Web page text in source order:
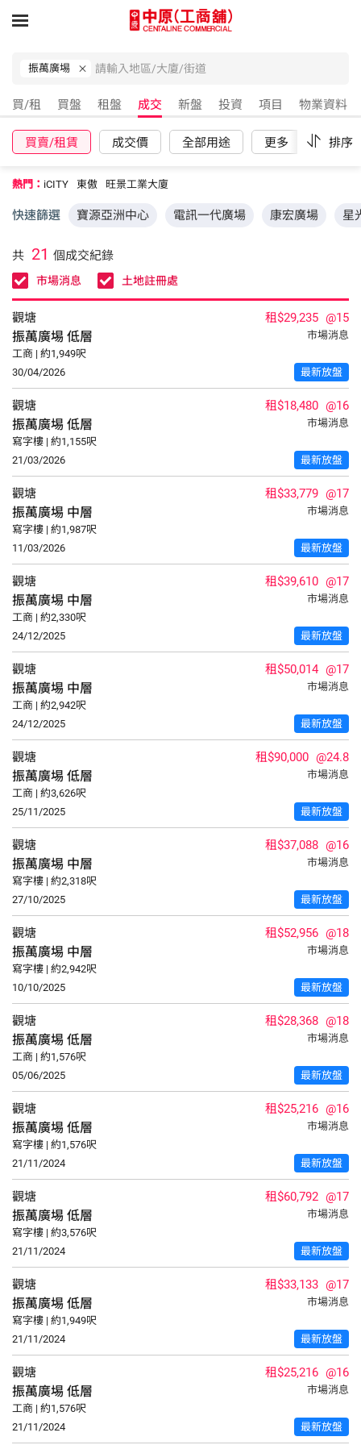
振萬廣埸
買/租 買盤 租盤 成交 新盤 投資 項目 物業資料
買賣/租賃 成交價 全部用途 更多 重設
排序
熱門： iCITY 東傲 旺景工業大廈
快速篩選 寶源亞洲中心 電訊一代廣場 康宏廣場 星
共 21 個成交紀錄
市場消息 土地註冊處
觀塘 租$29,235 @15
振萬廣埸 低層
市場消息
工商 | 約1,949呎
30/04/2026
最新放盤
觀塘 租$18,480 @16
振萬廣埸 低層
市場消息
寫字樓 | 約1,155呎
21/03/2026
最新放盤
觀塘 租$33,779 @17
振萬廣埸 中層
市場消息
寫字樓 | 約1,987呎
11/03/2026
最新放盤
觀塘 租$39,610 @17
振萬廣埸 中層
市場消息
工商 | 約2,330呎
24/12/2025
最新放盤
觀塘 租$50,014 @17
振萬廣埸 中層
市場消息
工商 | 約2,942呎
24/12/2025
最新放盤
觀塘 租$90,000 @24.8
振萬廣埸 低層
市場消息
工商 | 約3,626呎
25/11/2025
最新放盤
觀塘 租$37,088 @16
振萬廣埸 中層
市場消息
寫字樓 | 約2,318呎
27/10/2025
最新放盤
觀塘 租$52,956 @18
振萬廣埸 中層
市場消息
寫字樓 | 約2,942呎
10/10/2025
最新放盤
觀塘 租$28,368 @18
振萬廣埸 低層
市場消息
工商 | 約1,576呎
05/06/2025
最新放盤
觀塘 租$25,216 @16
振萬廣埸 低層
市場消息
寫字樓 | 約1,576呎
21/11/2024
最新放盤
觀塘 租$60,792 @17
振萬廣埸 低層
市場消息
寫字樓 | 約3,576呎
21/11/2024
最新放盤
觀塘 租$33,133 @17
振萬廣埸 低層
市場消息
寫字樓 | 約1,949呎
21/11/2024
最新放盤
觀塘 租$25,216 @16
振萬廣埸 低層
市場消息
工商 | 約1,576呎
21/11/2024
最新放盤